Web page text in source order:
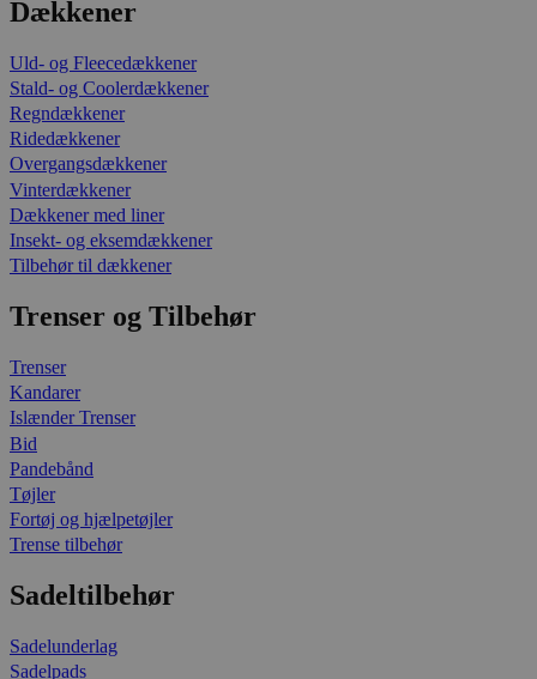
Dækkener
Uld- og Fleecedækkener
Stald- og Coolerdækkener
Regndækkener
Ridedækkener
Overgangsdækkener
Vinterdækkener
Dækkener med liner
Insekt- og eksemdækkener
Tilbehør til dækkener
Trenser og Tilbehør
Trenser
Kandarer
Islænder Trenser
Bid
Pandebånd
Tøjler
Fortøj og hjælpetøjler
Trense tilbehør
Sadeltilbehør
Sadelunderlag
Sadelpads